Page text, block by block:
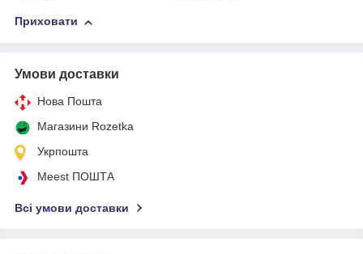
Приховати
Умови доставки
Нова Пошта
Магазини Rozetka
Укрпошта
Meest ПОШТА
Всі умови доставки